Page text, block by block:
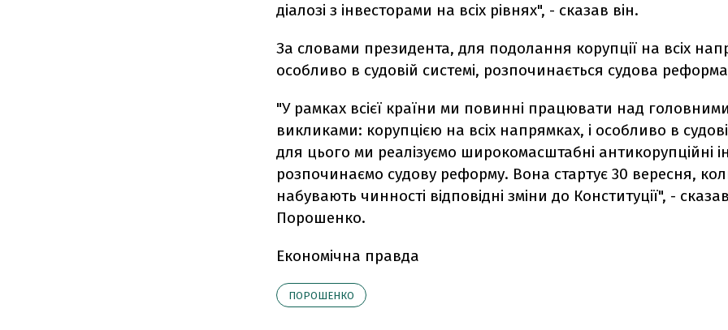
діалозі з інвесторами на всіх рівнях", - сказав він.
За словами президента, для подолання корупції на всіх
особливо в судовій системі, розпочинається судова
"У рамках всієї країни ми повинні працювати над головними
викликами: корупцією на всіх напрямках, і особливо в
для цього ми реалізуємо широкомасштабні антикорупційні
розпочинаємо судову реформу. Вона стартує 30 вересня,
набувають чинності відповідні зміни до Конституції", - сказав
Порошенко.
Економічна правда
ПОРОШЕНКО